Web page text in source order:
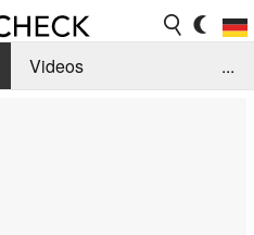
Videos
...